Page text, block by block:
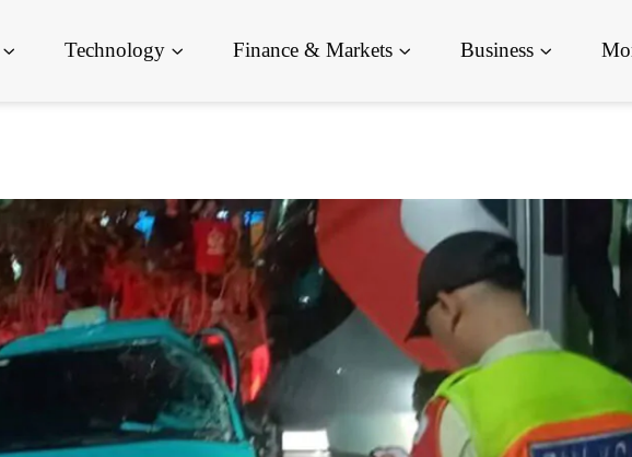
Technology Finance & Markets Business